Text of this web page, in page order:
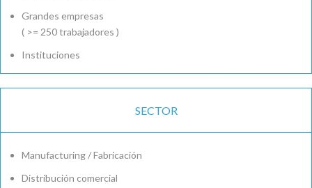
Grandes empresas
( >= 250 trabajadores )
Instituciones
SECTOR
Manufacturing / Fabricación
Distribución comercial